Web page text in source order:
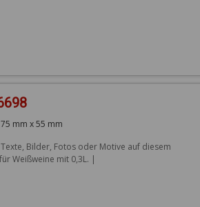
75 mm x 55 mm
Bilder, Fotos oder Motive auf diesem
Weißweine mit 0,3L. |